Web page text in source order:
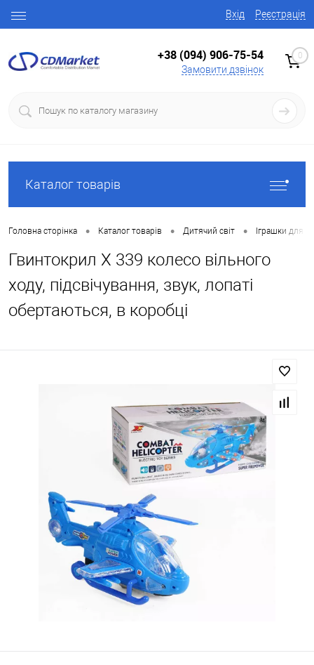
Вхід Реєстрація
+38 (094) 906-75-54
Замовити дзвінок
0
Каталог товарів
Головна сторінка • Каталог товарів • Дитячий світ • Іграшки для
Гвинтокрил X 339 колесо вільного
ходу, підсвічування, звук, лопаті
обертаються, в коробці